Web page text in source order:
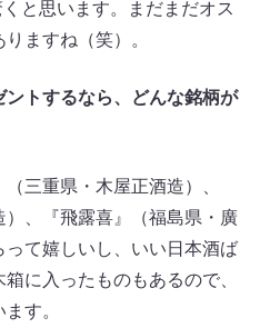
と思います。まだまだオス
ますね（笑）。
トするなら、どんな銘柄が
三重県・木屋正酒造）、
）、『飛露喜』（福島県・廣
て嬉しいし、いい日本酒ば
に入ったものもあるので、
す。